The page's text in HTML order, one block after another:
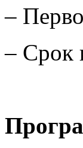
–
– Срок